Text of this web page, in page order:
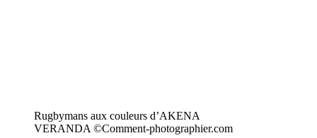
Rugbymans aux couleurs d’AKENA
VERANDA ©Comment-photographier.com